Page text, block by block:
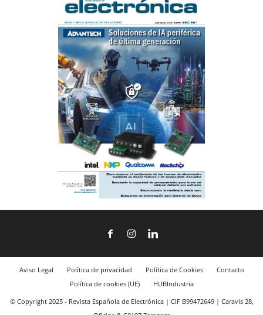
Aviso Legal Política de privacidad Política de Cookies
Contacto
Política de cookies (UE)
HUBIndustria
© Copyright 2025 - Revista Española de Electrónica | CIF B99472649 | Caravis 28,